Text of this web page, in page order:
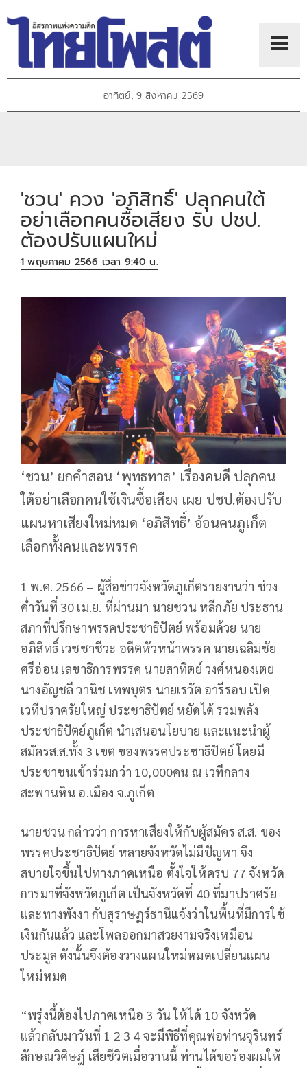
อาทิตย์, 9 สิงหาคม 2569
'ชวน' ควง 'อภิสิทธิ์' ปลุกคนใต้
อย่าเลือกคนซื้อเสียง รับ ปชป.
ต้องปรับแผนใหม่
1 พฤษภาคม 2566 เวลา 9:40 น.
‘ชวน’ ยกคำสอน ‘พุทธทาส’ เรื่องคนดี ปลุกคน
ใต้อย่าเลือกคนใช้เงินซื้อเสียง เผย ปชป.ต้องปรับ
แผนหาเสียงใหม่หมด ‘อภิสิทธิ์’ อ้อนคนภูเก็ต
เลือกทั้งคนและพรรค
1 พ.ค. 2566 – ผู้สื่อข่าวจังหวัดภูเก็ตรายงานว่า ช่วง
ค่ำวันที่ 30 เม.ย. ที่ผ่านมา นายชวน หลีกภัย ประธาน
สภาที่ปรึกษาพรรคประชาธิปัตย์ พร้อมด้วย นาย
อภิสิทธิ์ เวชชาชีวะ อดีตหัวหน้าพรรค นายเฉลิมชัย
ศรีอ่อน เลขาธิการพรรค นายสาทิตย์ วงศ์หนองเตย
นางอัญชลี วานิช เทพบุตร นายเรวัต อารีรอบ เปิด
เวทีปราศรัยใหญ่ ประชาธิปัตย์ หยัดได้ รวมพลัง
ประชาธิปัตย์ภูเก็ต นำเสนอนโยบาย และแนะนำผู้
สมัครส.ส.ทั้ง 3 เขต ของพรรคประชาธิปัตย์ โดยมี
ประชาชนเข้าร่วมกว่า 10,000คน ณ เวทีกลาง
สะพานหิน อ.เมือง จ.ภูเก็ต
นายชวน กล่าวว่า การหาเสียงให้กับผู้สมัคร ส.ส. ของ
พรรคประชาธิปัตย์ หลายจังหวัดไม่มีปัญหา จึง
สบายใจขึ้นไปทางภาคเหนือ ตั้งใจให้ครบ 77 จังหวัด
การมาที่จังหวัดภูเก็ต เป็นจังหวัดที่ 40 ที่มาปราศรัย
และทางพังงา กับสุราษฏร์ธานีแจ้งว่าในพื้นที่มีการใช้
เงินกันแล้ว และโพลออกมาสวยงามจริงเหมือน
ประมูล ดังนั้นจึงต้องวางแผนใหม่หมดเปลี่ยนแผน
ใหม่หมด
“พรุ่งนี้ต้องไปภาคเหนือ 3 วัน ให้ได้ 10 จังหวัด
แล้วกลับมาวันที่ 1 2 3 4 จะมีพิธีที่คุณพ่อท่านจุรินทร์
ลักษณวิศิษฎ์ เสียชีวิตเมื่อวานนี้ ท่านได้ขอร้องผมให้